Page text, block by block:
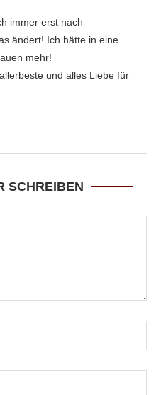
immer erst nach
ändert! Ich hätte in eine
mehr!
und alles Liebe für
SCHREIBEN